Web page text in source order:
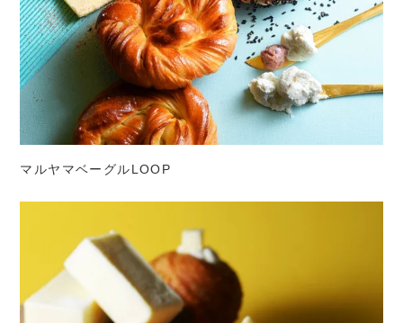
マルヤマベーグルLOOP